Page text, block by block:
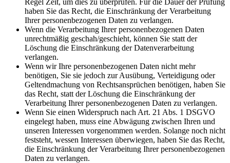
haben Sie das Recht, die Einschränkung der Verarbeitung
Ihrer personenbezogenen Daten zu verlangen.
Wenn die Verarbeitung Ihrer personenbezogenen Daten
unrechtmäßig geschah/geschieht, können Sie statt der
Löschung die Einschränkung der Datenverarbeitung
verlangen.
Wenn wir Ihre personenbezogenen Daten nicht mehr
benötigen, Sie sie jedoch zur Ausübung, Verteidigung oder
Geltendmachung von Rechtsansprüchen benötigen, haben Sie
das Recht, statt der Löschung die Einschränkung der
Verarbeitung Ihrer personenbezogenen Daten zu verlangen.
Wenn Sie einen Widerspruch nach Art. 21 Abs. 1 DSGVO
eingelegt haben, muss eine Abwägung zwischen Ihren und
unseren Interessen vorgenommen werden. Solange noch nicht
feststeht, wessen Interessen überwiegen, haben Sie das Recht,
die Einschränkung der Verarbeitung Ihrer personenbezogenen
Daten zu verlangen.